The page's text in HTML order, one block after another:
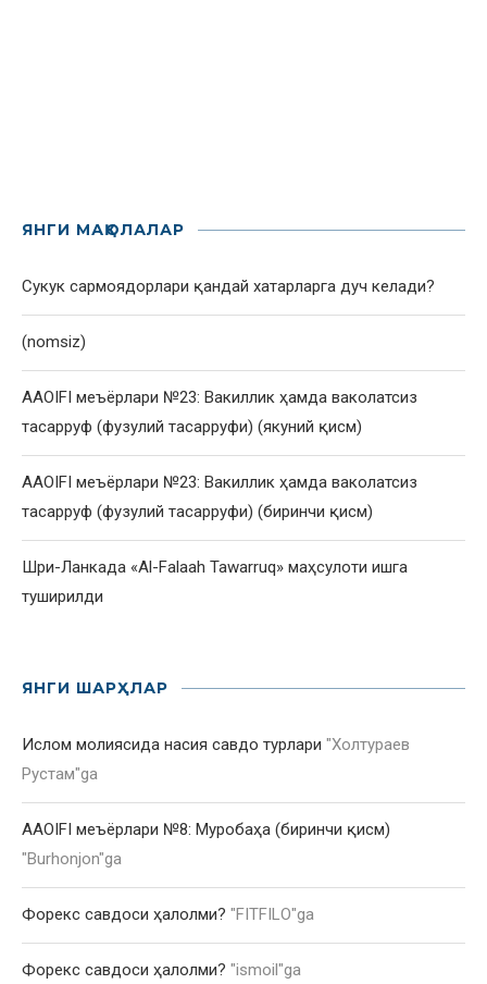
ЯНГИ МАҚОЛАЛАР
Сукук сармоядорлари қандай хатарларга дуч келади?
(nomsiz)
AAOIFI меъёрлари №23: Вакиллик ҳамда ваколатсиз
тасарруф (фузулий тасарруфи) (якуний қисм)
AAOIFI меъёрлари №23: Вакиллик ҳамда ваколатсиз
тасарруф (фузулий тасарруфи) (биринчи қисм)
Шри-Ланкада «Al-Falaah Tawarruq» маҳсулоти ишга
туширилди
ЯНГИ ШАРҲЛАР
Ислом молиясида насия савдо турлари "Холтураев
Рустам"ga
AAOIFI меъёрлари №8: Муробаҳа (биринчи қисм)
"Burhonjon"ga
Форекс савдоси ҳалолми? "FITFILO"ga
Форекс савдоси ҳалолми? "ismoil"ga